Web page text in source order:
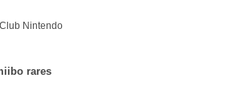
Club Nintendo
rares